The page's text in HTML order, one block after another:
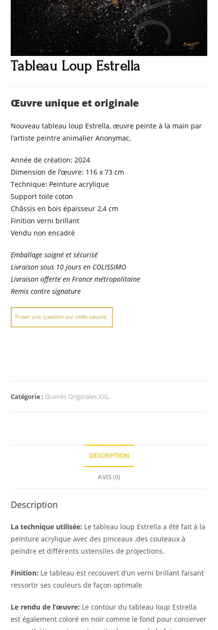
Tableau Loup Estrella
Œuvre unique et originale
Nouveau tableau loup Estrella, œuvre peinte à la main par
l’artiste peintre animalier Anonymac.
Année de création: 2024
Dimension de l’œuvre: 116 x 73 cm
Technique: Peinture acrylique
Support toile coton
Châssis en bois épaisseur 2,4 cm
Finition verni brillant
Vendu non encadré
Emballage soigné et sécurisé
Livraison sous 10 jours en COLISSIMO
Livraison offerte en France métropolitaine
Remis contre signature
Catégorie : Œuvres Originales XXL
DESCRIPTION
AVIS (0)
Description
La technique utilisée: Le tableau loup Estrella a été fait à la
peinture acrylique avec des pinceaux ,des couteaux à
peindre et différents ustensiles de projections.
Finition: Le tableau est recouvert d’un verni brillant faisant
ressortir ses couleurs de façon optimale
Le rendu de l’œuvre: Le contour du tableau loup Estrella
est également coloré en noir comme le fond pour conserver